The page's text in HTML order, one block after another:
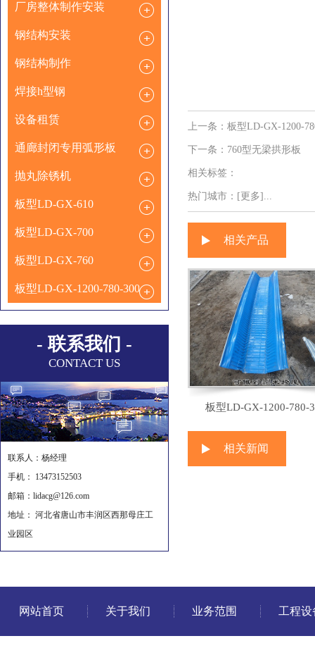
厂房整体制作安装
钢结构安装
钢结构制作
焊接h型钢
设备租赁
通廊封闭专用弧形板
抛丸除锈机
板型LD-GX-610
板型LD-GX-700
板型LD-GX-760
板型LD-GX-1200-780-300
- 联系我们 -
CONTACT US
联系人：杨经理
手机： 13473152503
邮箱：lidacg@126.com
地址： 河北省唐山市丰润区西那母庄工
业园区
上一条： 板型LD-GX-1200-
下一条： 760型无梁拱形板
相关标签：
热门城市： [更多]...
相关产品
板型LD-GX-1200-780-
相关新闻
网站首页 关于我们 业务范围 工程设